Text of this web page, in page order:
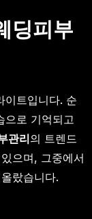
딩피부
이트입니다. 순
으로 기억되고
관리의 트렌드
으며, 그중에서
랐습니다.